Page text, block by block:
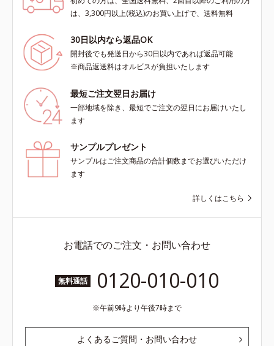
は、3,300円以上(税込)のお買い上げで、送料無料
30日以内なら返品OK
開封後でも発送日から30日以内であれば返品可能
※商品返送料はオルビスが負担いたします
最短ご注文翌日お届け
一部地域を除き、最短でご注文の翌日にお届けいたし
ます
サンプルプレゼント
サンプルはご注文商品の合計個数までお選びいただけ
ます
詳しくはこちら
お電話でのご注文・お問い合わせ
無料通話 0120-010-010
午前9時より午後7時まで
よくあるご質問・お問い合わせ